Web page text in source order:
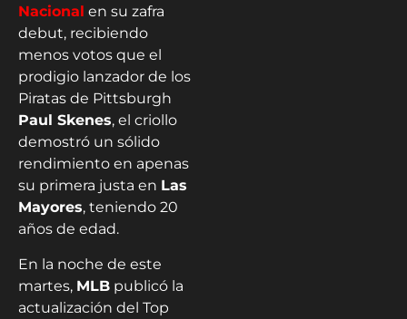
Nacional en su zafra
debut, recibiendo
menos votos que el
prodigio lanzador de los
Piratas de Pittsburgh
Paul Skenes, el criollo
demostró un sólido
rendimiento en apenas
su primera justa en Las
Mayores, teniendo 20
años de edad.
En la noche de este
martes, MLB publicó la
actualización del Top